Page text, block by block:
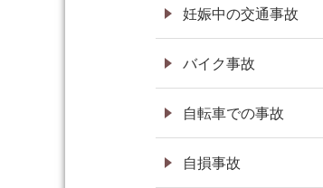
妊娠中の交通事故
バイク事故
自転車での事故
自損事故